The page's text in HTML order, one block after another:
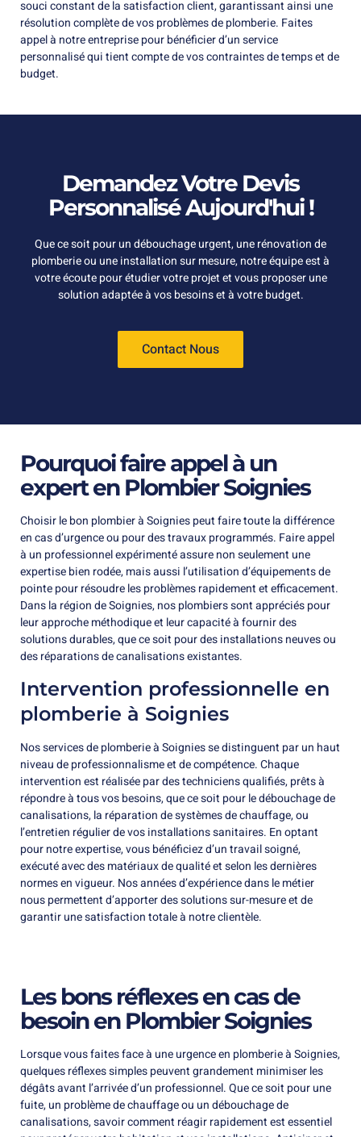
souci constant de la satisfaction client, garantissant ainsi une
résolution complète de vos problèmes de plomberie. Faites
appel à notre entreprise pour bénéficier d’un service
personnalisé qui tient compte de vos contraintes de temps et de
budget.
Demandez Votre Devis
Personnalisé Aujourd'hui !
Que ce soit pour un débouchage urgent, une rénovation de
plomberie ou une installation sur mesure, notre équipe est à
votre écoute pour étudier votre projet et vous proposer une
solution adaptée à vos besoins et à votre budget.
Contact Nous
Pourquoi faire appel à un
expert en Plombier Soignies
Choisir le bon plombier à Soignies peut faire toute la différence
en cas d’urgence ou pour des travaux programmés. Faire appel
à un professionnel expérimenté assure non seulement une
expertise bien rodée, mais aussi l’utilisation d’équipements de
pointe pour résoudre les problèmes rapidement et efficacement.
Dans la région de Soignies, nos plombiers sont appréciés pour
leur approche méthodique et leur capacité à fournir des
solutions durables, que ce soit pour des installations neuves ou
des réparations de canalisations existantes.
Intervention professionnelle en
plomberie à Soignies
Nos services de plomberie à Soignies se distinguent par un haut
niveau de professionnalisme et de compétence. Chaque
intervention est réalisée par des techniciens qualifiés, prêts à
répondre à tous vos besoins, que ce soit pour le débouchage de
canalisations, la réparation de systèmes de chauffage, ou
l’entretien régulier de vos installations sanitaires. En optant
pour notre expertise, vous bénéficiez d’un travail soigné,
exécuté avec des matériaux de qualité et selon les dernières
normes en vigueur. Nos années d’expérience dans le métier
nous permettent d’apporter des solutions sur-mesure et de
garantir une satisfaction totale à notre clientèle.
Les bons réflexes en cas de
besoin en Plombier Soignies
Lorsque vous faites face à une urgence en plomberie à Soignies,
quelques réflexes simples peuvent grandement minimiser les
dégâts avant l’arrivée d’un professionnel. Que ce soit pour une
fuite, un problème de chauffage ou un débouchage de
canalisations, savoir comment réagir rapidement est essentiel